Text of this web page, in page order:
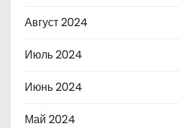
Август 2024
Июль 2024
Июнь 2024
Май 2024